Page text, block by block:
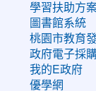
學習扶助方
圖書館系統
桃園市教育
政府電子採
我的E政府
優學網